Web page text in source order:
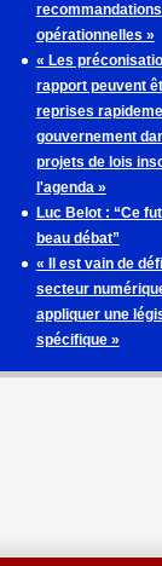
opérationnelles »
« Les
rapport peuvent
reprises
gouvernement
projets de lois
l'agenda »
Luc Belot : “Ce
beau débat”
« Il est vain de
secteur
appliquer une
spécifique »